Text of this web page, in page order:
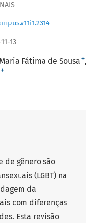
13
Maria Fátima de Sousa +
+
de gênero são
(LGBT) na
da
com diferenças
Esta revisão